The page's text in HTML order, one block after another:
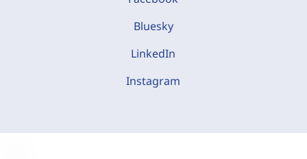
Bluesky
LinkedIn
Instagram